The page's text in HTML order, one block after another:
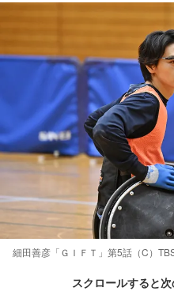
細田善彦「ＧＩＦＴ」第5話（C）
スクロールすると